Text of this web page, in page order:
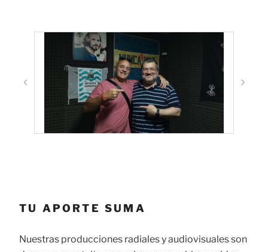
TU APORTE SUMA
Nuestras producciones radiales y audiovisuales son